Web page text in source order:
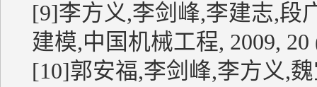
[9]李方义,李剑峰,李建志,段
建模,中国机械工程, 2009, 20
[10]郭安福,李剑峰,李方义,